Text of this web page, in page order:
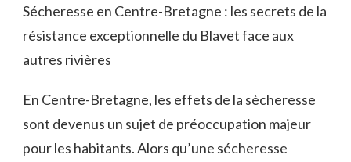
Sécheresse en Centre-Bretagne : les secrets de la
résistance exceptionnelle du Blavet face aux
autres rivières
En Centre-Bretagne, les effets de la sècheresse
sont devenus un sujet de préoccupation majeur
pour les habitants. Alors qu’une sécheresse